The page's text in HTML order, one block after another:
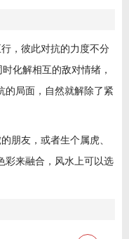
，彼此对抗的力度不分
化解相互的敌对情绪，
的局面，自然就解除了紧
朋友，或者生个属虎、
彩来融合，风水上可以选